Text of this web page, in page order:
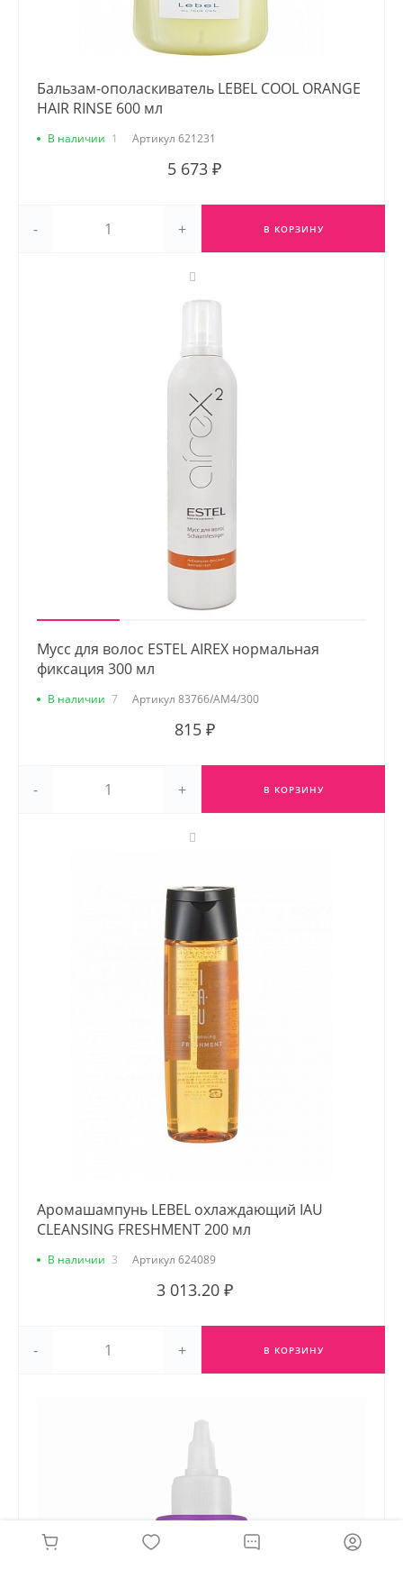
Бальзам-ополаскиватель LEBEL COOL ORANGE
HAIR RINSE 600 мл
В наличии 1 Артикул 621231
5 673 ₽
- + В КОРЗИНУ
Мусс для волос ESTEL AIREX нормальная
фиксация 300 мл
В наличии 7 Артикул 83766/AM4/300
815 ₽
- + В КОРЗИНУ
Аромашампунь LEBEL охлаждающий IAU
CLEANSING FRESHMENT 200 мл
В наличии 3 Артикул 624089
3 013.20 ₽
- + В КОРЗИНУ